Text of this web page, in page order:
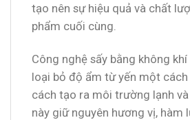
tạo nên sự hiệu quả và chất
phẩm cuối cùng.
Công nghệ sấy bằng không
loại bỏ độ ẩm từ yến một cách
cách tạo ra môi trường lạnh
này giữ nguyên hương vị, hàm